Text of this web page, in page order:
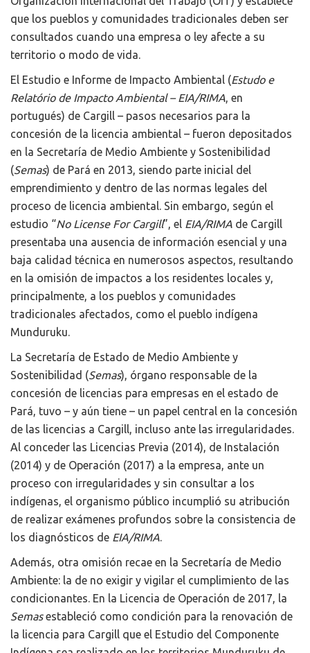
que los pueblos y comunidades tradicionales deben ser
consultados cuando una empresa o ley afecte a su
territorio o modo de vida.
El Estudio e Informe de Impacto Ambiental (Estudo e
Relatório de Impacto Ambiental – EIA/RIMA, en
portugués) de Cargill – pasos necesarios para la
concesión de la licencia ambiental – fueron depositados
en la Secretaría de Medio Ambiente y Sostenibilidad
(Semas) de Pará en 2013, siendo parte inicial del
emprendimiento y dentro de las normas legales del
proceso de licencia ambiental. Sin embargo, según el
estudio “No License For Cargill”, el EIA/RIMA de Cargill
presentaba una ausencia de información esencial y una
baja calidad técnica en numerosos aspectos, resultando
en la omisión de impactos a los residentes locales y,
principalmente, a los pueblos y comunidades
tradicionales afectados, como el pueblo indígena
Munduruku.
La Secretaría de Estado de Medio Ambiente y
Sostenibilidad (Semas), órgano responsable de la
concesión de licencias para empresas en el estado de
Pará, tuvo – y aún tiene – un papel central en la concesión
de las licencias a Cargill, incluso ante las irregularidades.
Al conceder las Licencias Previa (2014), de Instalación
(2014) y de Operación (2017) a la empresa, ante un
proceso con irregularidades y sin consultar a los
indígenas, el organismo público incumplió su atribución
de realizar exámenes profundos sobre la consistencia de
los diagnósticos de EIA/RIMA.
Además, otra omisión recae en la Secretaría de Medio
Ambiente: la de no exigir y vigilar el cumplimiento de las
condicionantes. En la Licencia de Operación de 2017, la
Semasestableció como condición para la renovación de
la licencia para Cargill que el Estudio del Componente